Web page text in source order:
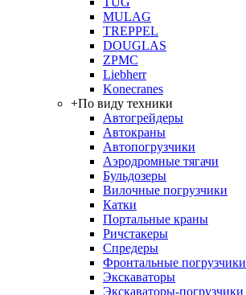
MULAG
TREPPEL
DOUGLAS
ZPMC
Liebherr
Konecranes
+По виду техники
Автогрейдеры
Автокраны
Автопогрузчики
Аэродромные тягачи
Бульдозеры
Вилочные погрузчики
Катки
Портальные краны
Ричстакеры
Спредеры
Фронтальные погрузчики
Экскаваторы
Экскаваторы-погрузчики